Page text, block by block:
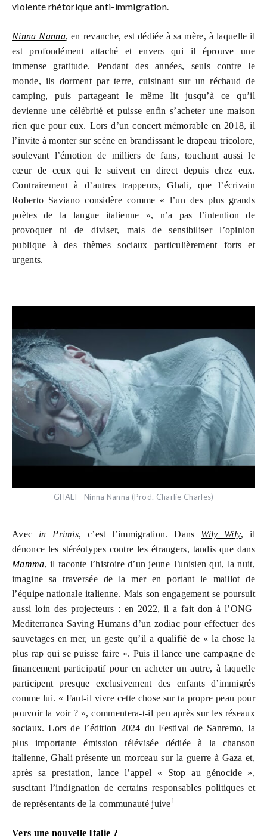
violente rhétorique anti-immigration.
Ninna Nanna, en revanche, est dédiée à sa mère, à laquelle il
est profondément attaché et envers qui il éprouve une
immense gratitude. Pendant des années, seuls contre le
monde, ils dorment par terre, cuisinant sur un réchaud de
camping, puis partageant le même lit jusqu’à ce qu’il
devienne une célébrité et puisse enfin s’acheter une maison
rien que pour eux. Lors d’un concert mémorable en 2018, il
l’invite à monter sur scène en brandissant le drapeau tricolore,
soulevant l’émotion de milliers de fans, touchant aussi le
cœur de ceux qui le suivent en direct depuis chez eux.
Contrairement à d’autres trappeurs, Ghali, que l’écrivain
Roberto Saviano considère comme « l’un des plus grands
poètes de la langue italienne », n’a pas l’intention de
provoquer ni de diviser, mais de sensibiliser l’opinion
publique à des thèmes sociaux particulièrement forts et
urgents.
GHALI - Ninna Nanna (Prod. Charlie Charles)
Avec in Primis, c’est l’immigration. Dans Wily Wily, il
dénonce les stéréotypes contre les étrangers, tandis que dans
Mamma, il raconte l’histoire d’un jeune Tunisien qui, la nuit,
imagine sa traversée de la mer en portant le maillot de
l’équipe nationale italienne. Mais son engagement se poursuit
aussi loin des projecteurs : en 2022, il a fait don à l’ONG
Mediterranea Saving Humans d’un zodiac pour effectuer des
sauvetages en mer, un geste qu’il a qualifié de « la chose la
plus rap qui se puisse faire ». Puis il lance une campagne de
financement participatif pour en acheter un autre, à laquelle
participent presque exclusivement des enfants d’immigrés
comme lui. « Faut-il vivre cette chose sur ta propre peau pour
pouvoir la voir ? », commentera-t-il peu après sur les réseaux
sociaux. Lors de l’édition 2024 du Festival de Sanremo, la
plus importante émission télévisée dédiée à la chanson
italienne, Ghali présente un morceau sur la guerre à Gaza et,
après sa prestation, lance l’appel « Stop au génocide »,
suscitant l’indignation de certains responsables politiques et
de représentants de la communauté juive1.
Vers une nouvelle Italie ?